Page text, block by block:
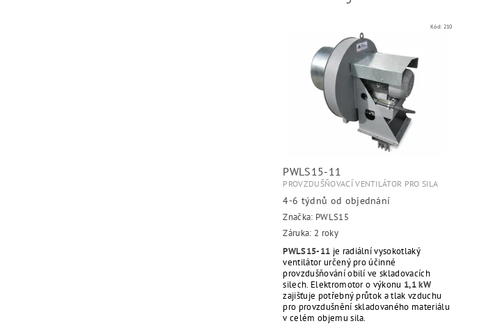
Kód: 210
PWLS15-11
PROVZDUŠŇOVACÍ VENTILÁTOR PRO SILA
4-6 týdnů od objednání
Značka: PWLS15
Záruka: 2 roky
PWLS15-11 je radiální vysokotlaký
ventilátor určený pro účinné
provzdušňování obilí ve skladovacích
silech. Elektromotor o výkonu 1,1 kW
zajišťuje potřebný průtok a tlak vzduchu
pro provzdušnění skladovaného materiálu
v celém objemu sila.